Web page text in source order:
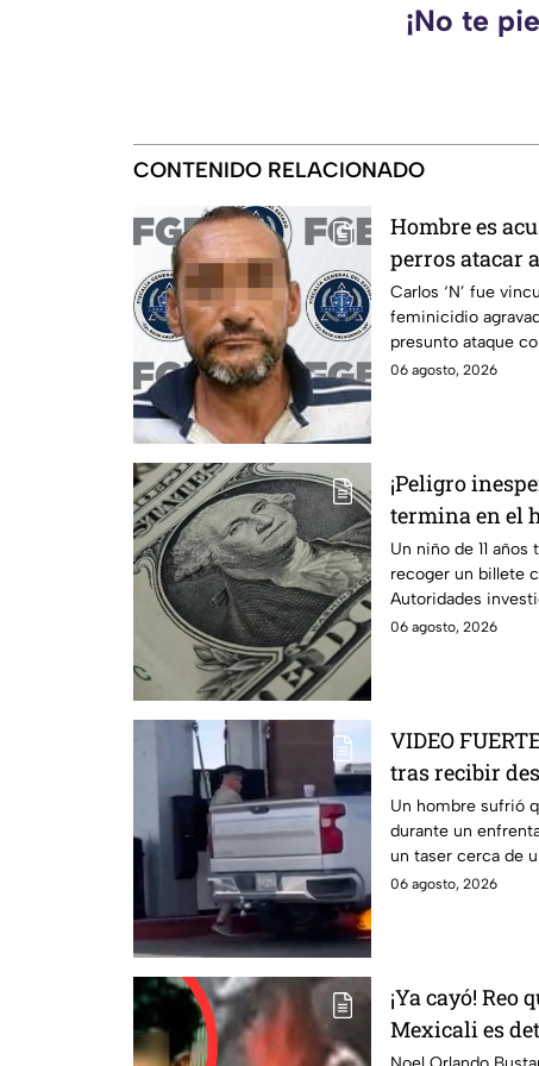
¡No te
CONTENIDO RELACIONADO
Hombre es
perros atacar
discapacidad
procesan por
Carlos ‘N’ fue
feminicidio
presunto ataque
06 agosto, 2026
¡Peligro
termina en el
billete del
Un niño de 11
recoger un billete
Autoridades
informamos.
06 agosto, 2026
VIDEO
tras recibir
policía en
Un hombre sufrió
durante un
un taser cerca de
06 agosto, 2026
¡Ya cayó! Reo
Mexicali es